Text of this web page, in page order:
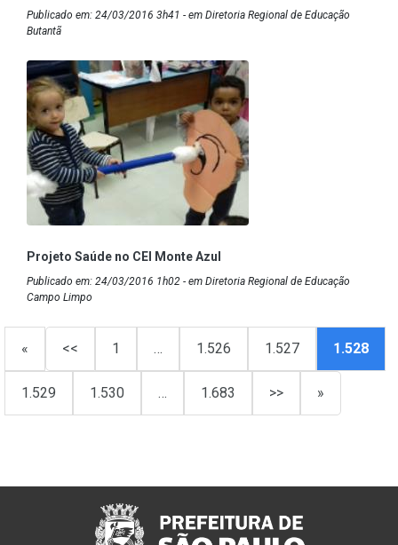
Publicado em: 24/03/2016 3h41 - em Diretoria Regional de Educação
Butantã
Projeto Saúde no CEI Monte Azul
Publicado em: 24/03/2016 1h02 - em Diretoria Regional de Educação
Campo Limpo
« << 1 … 1.526 1.527 1.528
1.529 1.530 … 1.683 >> »